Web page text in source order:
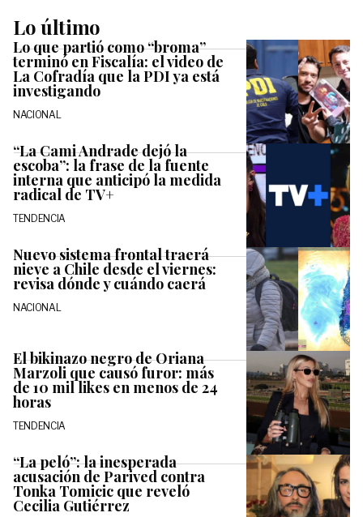
Lo último
Lo que partió como “broma”
terminó en Fiscalía: el video de
La Cofradía que la PDI ya está
investigando
NACIONAL
“La Cami Andrade dejó la
escoba”: la frase de la fuente
interna que anticipó la medida
radical de TV+
TENDENCIA
Nuevo sistema frontal traerá
nieve a Chile desde el viernes:
revisa dónde y cuándo caerá
NACIONAL
El bikinazo negro de Oriana
Marzoli que causó furor: más
de 10 mil likes en menos de 24
horas
TENDENCIA
“La peló”: la inesperada
acusación de Parived contra
Tonka Tomicic que reveló
Cecilia Gutiérrez